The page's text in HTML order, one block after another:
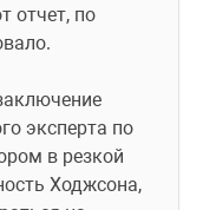
отчет, по
эксперта по
в резкой
Ходжсона,